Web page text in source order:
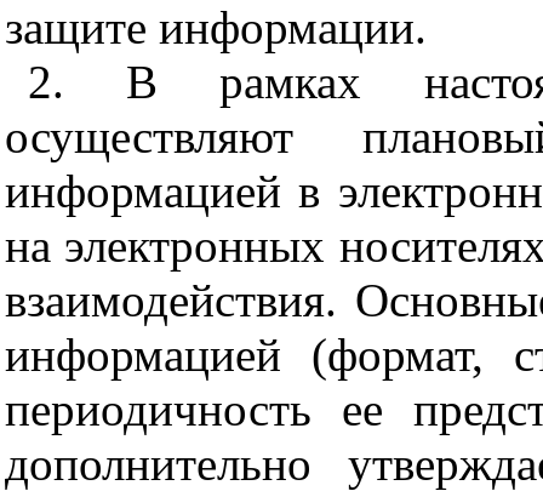
защите информации.
2. В рамках
осуществляют
информацией в
на электронных
взаимодействия.
информацией (формат,
периодичность ее
дополнительно